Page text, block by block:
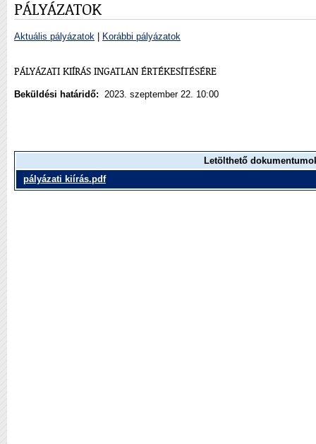
PÁLYÁZATOK
Aktuális pályázatok Korábbi pályázatok
PÁLYÁZATI KIÍRÁS INGATLAN ÉRTÉKESÍTÉSÉRE
Beküldési határidő: 2023. szeptember 22. 10:00
Letölthető
pályázati kiírás.pdf